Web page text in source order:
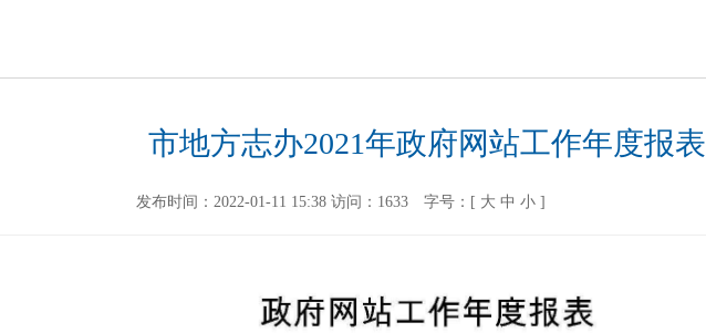
市地方志办2021年政府网站工作年度报表
发布时间：2022-01-11 15:38 访问： 1633 字号：[ 大 中 小 ]